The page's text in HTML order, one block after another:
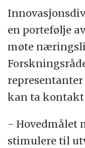
en portefølje
møte
kan ta
- Hovedmålet
stimulere til